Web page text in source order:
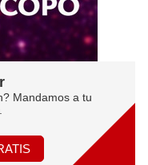
Mandamos a tu